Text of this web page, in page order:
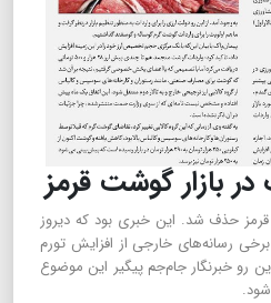
بازار گوشت قرمز
گوشت قرمز حذف شد. این خبری بود که دیروز
رسانه‌های خارجی از افزایش تورم
رو خبرنگار جام‌جم پیگیر این موضوع